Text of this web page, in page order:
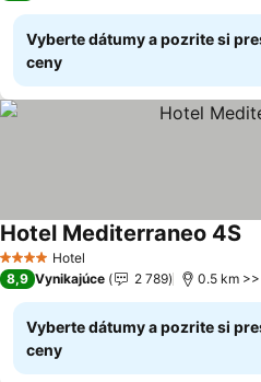
Vyberte dátumy a pozrite si
ceny
4 Počet hviezdičiek
Hotel
Hotel Mediterraneo 4S
8,9 Vynikajúce 2 789 0.5 km
Vyberte dátumy a pozrite si
ceny